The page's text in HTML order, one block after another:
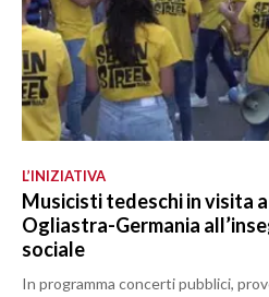
L’INIZIATIVA
Musicisti tedeschi in visita
Ogliastra-Germania
sociale
In programma concerti pubblici,